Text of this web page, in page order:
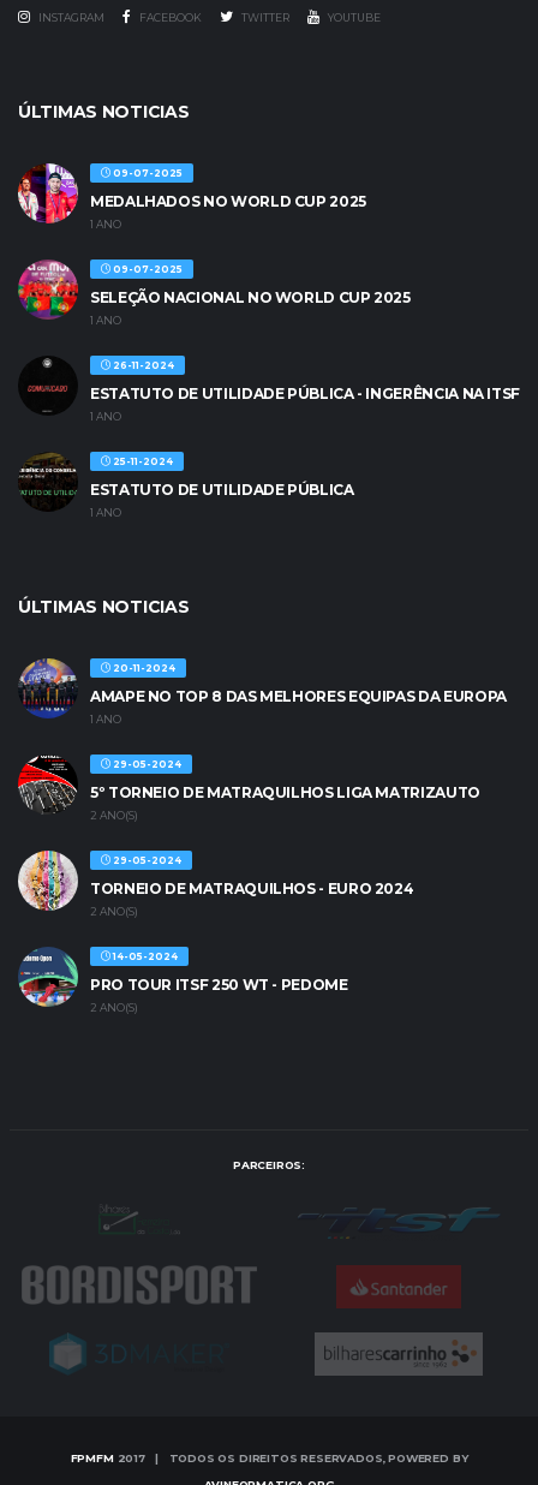
INSTAGRAM FACEBOOK TWITTER YOUTUBE
ÚLTIMAS NOTICIAS
09-07-2025
MEDALHADOS NO WORLD CUP 2025
1 ANO
09-07-2025
SELEÇÃO NACIONAL NO WORLD CUP 2025
1 ANO
26-11-2024
ESTATUTO DE UTILIDADE PÚBLICA - INGERÊNCIA NA ITSF
1 ANO
25-11-2024
ESTATUTO DE UTILIDADE PÚBLICA
1 ANO
ÚLTIMAS NOTICIAS
20-11-2024
AMAPE NO TOP 8 DAS MELHORES EQUIPAS DA EUROPA
1 ANO
29-05-2024
5º TORNEIO DE MATRAQUILHOS LIGA MATRIZAUTO
2 ANO(S)
29-05-2024
TORNEIO DE MATRAQUILHOS - EURO 2024
2 ANO(S)
14-05-2024
PRO TOUR ITSF 250 WT - PEDOME
2 ANO(S)
PARCEIROS:
FPMFM2017 | TODOS OS DIREITOS RESERVADOS, POWERED BY